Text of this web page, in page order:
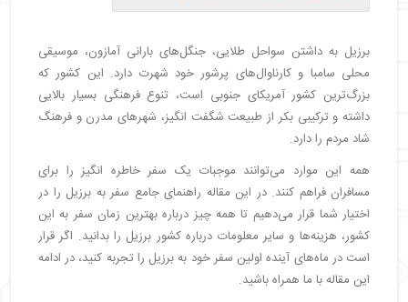
・برزیل کجاست؟
پایتخت برزیل کدام شهر است؟
・ بزرگ‌ترین شهرهای برزیل کدام هستند؟
・
جمعیت برزیل چقدر است؟
・ زبان برزیل چیست؟
・
واحد پول برزیل چیست؟
・ پرچم برزیل چه شکلی است؟
・دین مردم برزیل چیست؟
・ مدل سنتی لباس برزیل
・ جاهای دیدنی برزیل
・ انواع غذای برزیلی
・سوغات برزیل چیست؟
برزیل به داشتن سواحل طلایی، جنگل‌های بارانی آمازون، موسیقی
محلی سامبا و کارناوال‌های پرشور خود شهرت دارد. این کشور که
بزرگ‌ترین کشور آمریکای جنوبی است، تنوع فرهنگی بسیار بالایی
داشته و ترکیبی بکر از طبیعت شگفت انگیز، شهرهای مدرن و فرهنگ
شاد مردم را دارد.
همه این موارد می‌توانند موجبات یک سفر خاطره انگیز را برای
مسافران فراهم کنند. در این مقاله راهنمای جامع سفر به برزیل را در
اختیار شما قرار می‌دهیم تا همه چیز درباره بهترین زمان سفر به این
کشور، هزینه‌ها و سایر معلومات درباره کشور برزیل را بدانید. اگر قرار
است در ماه‌های آینده اولین سفر خود به برزیل را تجربه کنید، در ادامه
این مقاله با ما همراه باشید.